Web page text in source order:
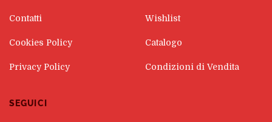
Contatti
Cookies Policy
Privacy Policy
Wishlist
Catalogo
Condizioni di Vendita
SEGUICI